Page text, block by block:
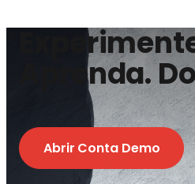
Aprenda.
Abrir Conta Demo